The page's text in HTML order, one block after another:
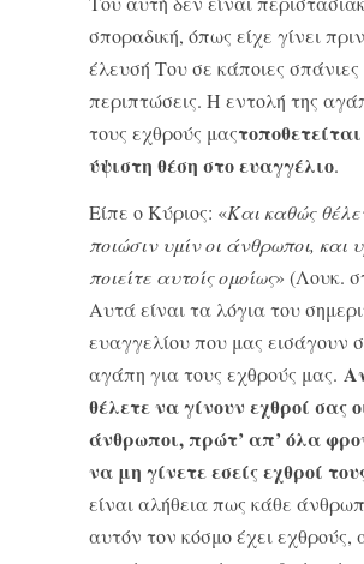
σποραδική, όπως είχε γίνει
έλευσή Του σε κάποιες σπάνιες
περιπτώσεις. Η εντολή της
τους εχθρούς μας
ύψιστη θέση στο ευαγγέλιο.
Είπε ο Κύριος: «Και καθώς
ποιώσιν υμίν οι άνθρωποι, και
ποιείτε αυτοίς ομοί­ως» (Λουκ.
Αυτά είναι τα λόγια του
ευαγγελίου που μας εισάγουν
αγάπη για τους εχθρούς μας.
θέλετε να γίνουν εχθροί σας
άνθρωποι, πρώτ’ απ’ όλα
να μη γίνετε εσείς εχθροί
είναι αλήθεια πως κάθε
αυτόν τον κόσμο έχει εχθρούς,